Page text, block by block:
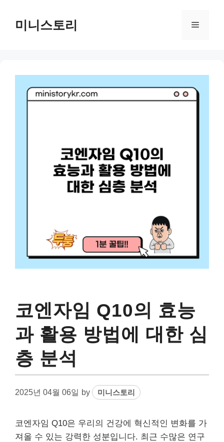
content미니스토리 Menu
코엔자임 Q10의 효능
과 활용 방법에 대한 심
층 분석
2025년 04월 06일 by 미니스토리
코엔자임 Q10은 우리의 건강에 혁신적인 변화를 가
져올 수 있는 강력한 성분입니다. 최근 수많은 연구